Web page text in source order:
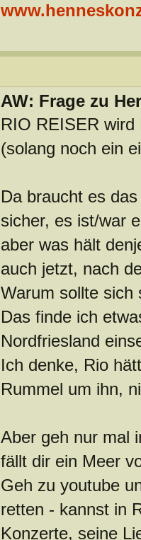
AW: Frage zu
RIO REISER
(solang noch ein
Da braucht es
sicher, es ist/war
aber was hält
auch jetzt, nach
Warum sollte sich
Das finde ich
Nordfriesland
Ich denke, Rio
Rummel um ihn,
Aber geh nur mal
fällt dir ein Meer
Geh zu youtube
retten - kannst in
Konzerte, seine